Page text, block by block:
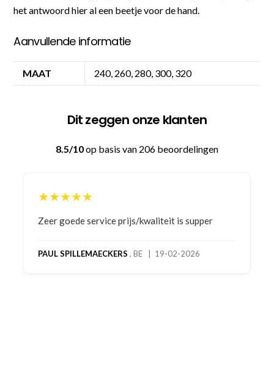
het antwoord hier al een beetje voor de hand.
Aanvullende informatie
MAAT 240, 260, 280, 300, 320
Dit zeggen onze klanten
8.5/10op basis van 206 beoordelingen
★★★★★
Bestelling gedaan vanwege goede prijzen en
bestelling al ontvangen met gifts, waardoor je